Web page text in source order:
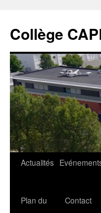
Collège
Actualités
Plan du
Contact